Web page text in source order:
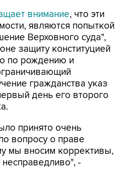
внимание, что эти
являются попыткой
Верховного суда",
защиту конституцией
по рождению и
гражданства указ
день его второго
принято очень
вопросу о праве
мы вносим коррективы,
несправедливо", -